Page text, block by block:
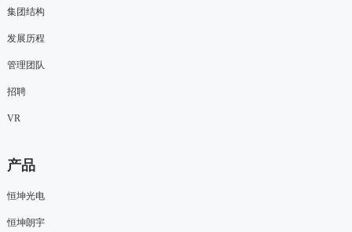
集团结构
发展历程
管理团队
招聘
VR
产品
恒坤光电
恒坤朗宇